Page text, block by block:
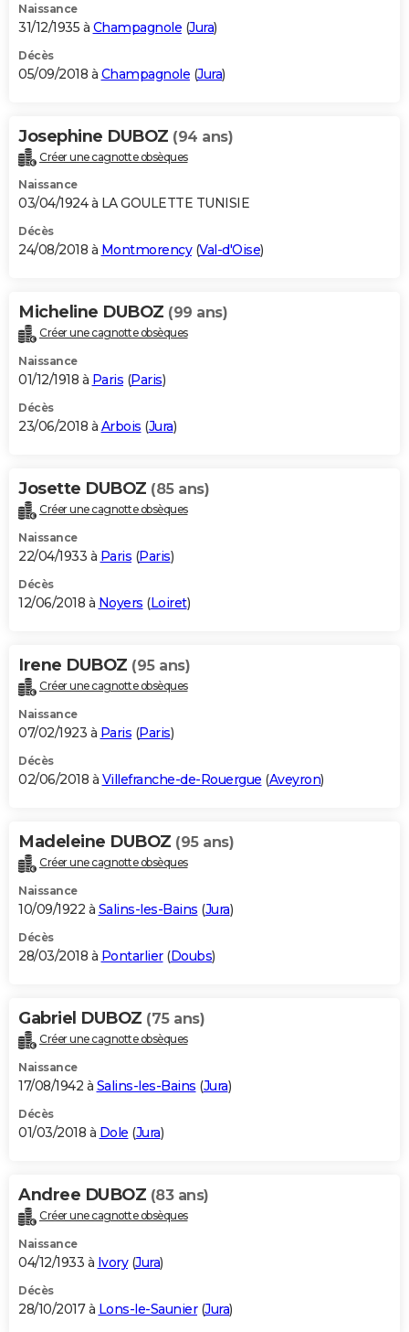
Naissance
31/12/1935 à Champagnole (Jura)
Décès
05/09/2018 à Champagnole (Jura)
Josephine DUBOZ (94 ans)
Créer une cagnotte obsèques
Naissance
03/04/1924 à LA GOULETTE TUNISIE
Décès
24/08/2018 à Montmorency(Val-d'Oise)
Micheline DUBOZ (99 ans)
Créer une cagnotte obsèques
Naissance
01/12/1918 à Paris (Paris)
Décès
23/06/2018 à Arbois (Jura)
Josette DUBOZ (85 ans)
Créer une cagnotte obsèques
Naissance
22/04/1933 à Paris (Paris)
Décès
12/06/2018 à Noyers (Loiret)
Irene DUBOZ (95 ans)
Créer une cagnotte obsèques
Naissance
07/02/1923 à Paris (Paris)
Décès
02/06/2018 à Villefranche-de-Rouergue (Aveyron)
Madeleine DUBOZ (95 ans)
Créer une cagnotte obsèques
Naissance
10/09/1922 à Salins-les-Bains (Jura)
Décès
28/03/2018 à Pontarlier(Doubs)
Gabriel DUBOZ (75 ans)
Créer une cagnotte obsèques
Naissance
17/08/1942 à Salins-les-Bains (Jura)
Décès
01/03/2018 à Dole (Jura)
Andree DUBOZ (83 ans)
Créer une cagnotte obsèques
Naissance
04/12/1933 à Ivory(Jura)
Décès
28/10/2017 à Lons-le-Saunier(Jura)